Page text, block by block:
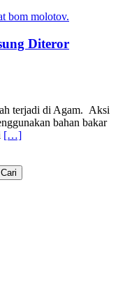
Diteror
terjadi di Agam. Aksi
bahan bakar
[…]